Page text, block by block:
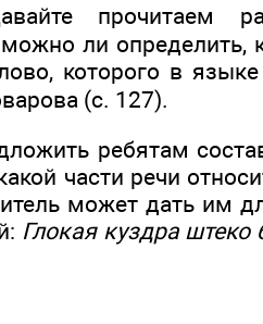
прочитаем
ли определить,
которого в
(с. 127).
ребятам
части речи
может дать им
Глокая куздра штеко